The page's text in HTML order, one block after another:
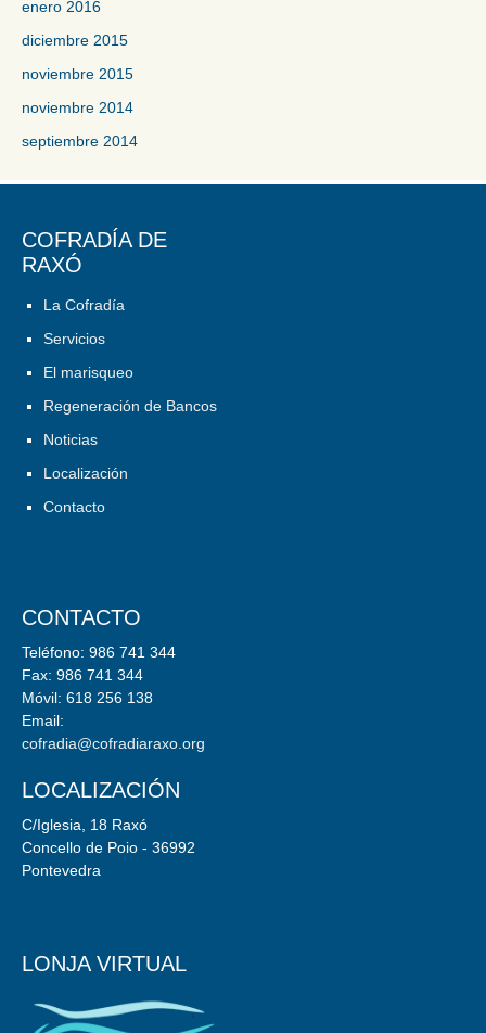
enero 2016
diciembre 2015
noviembre 2015
noviembre 2014
septiembre 2014
COFRADÍA DE
RAXÓ
La Cofradía
Servicios
El marisqueo
Regeneración de Bancos
Noticias
Localización
Contacto
CONTACTO
Teléfono: 986 741 344
Fax: 986 741 344
Móvil: 618 256 138
Email:
cofradia@cofradiaraxo.org
LOCALIZACIÓN
C/Iglesia, 18 Raxó
Concello de Poio - 36992
Pontevedra
LONJA VIRTUAL